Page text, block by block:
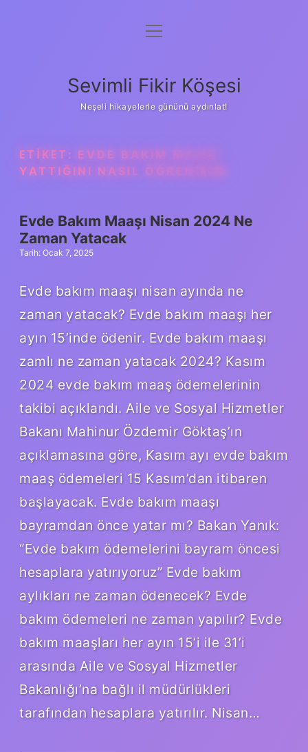
Anasayfa
Yasal Uyarı
menüyü
Sevimli Fikir Köşesi
Neşeli hikayelerle gününü aydınlat!
ETIKET: EVDE BAKIM MAAŞI
YATTIĞINI NASIL ÖĞRENIRIM
Evde Bakım Maaşı Nisan 2024 Ne
Zaman Yatacak
Tarih: Ocak 7, 2025
Evde bakım maaşı nisan ayında ne
zaman yatacak? Evde bakım maaşı her
ayın 15’inde ödenir. Evde bakım maaşı
zamlı ne zaman yatacak 2024? Kasım
2024 evde bakım maaş ödemelerinin
takibi açıklandı. Aile ve Sosyal Hizmetler
Bakanı Mahinur Özdemir Göktaş’ın
açıklamasına göre, Kasım ayı evde bakım
maaş ödemeleri 15 Kasım’dan itibaren
başlayacak. Evde bakım maaşı
bayramdan önce yatar mı? Bakan Yanık:
“Evde bakım ödemelerini bayram öncesi
hesaplara yatırıyoruz” Evde bakım
aylıkları ne zaman ödenecek? Evde
bakım ödemeleri ne zaman yapılır? Evde
bakım maaşları her ayın 15’i ile 31’i
arasında Aile ve Sosyal Hizmetler
Bakanlığı’na bağlı il müdürlükleri
tarafından hesaplara yatırılır. Nisan…